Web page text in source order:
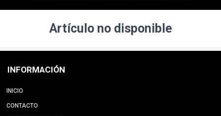
Artículo no disponible
INFORMACIÓN
INICIO
CONTACTO